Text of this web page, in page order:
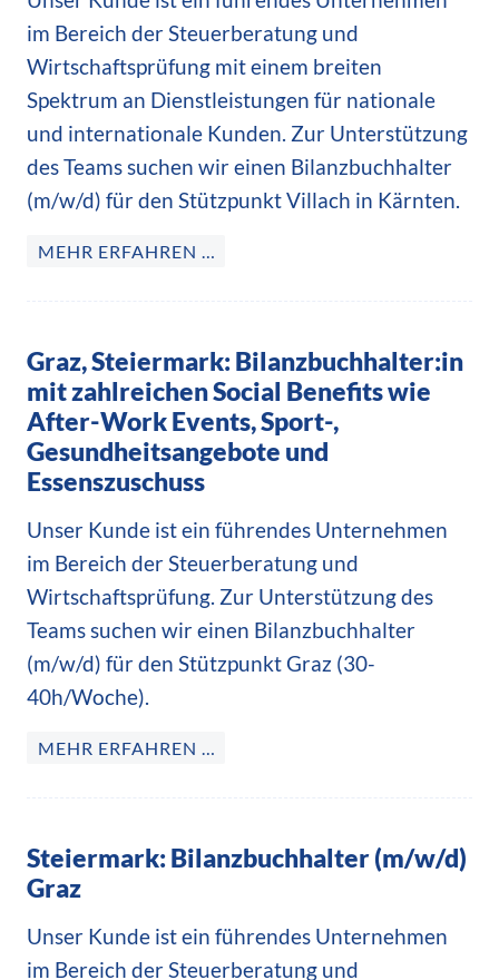
im Bereich der Steuerberatung und
Wirtschaftsprüfung mit einem breiten
Spektrum an Dienstleistungen für nationale
und internationale Kunden. Zur Unterstützung
des Teams suchen wir einen Bilanzbuchhalter
(m/w/d) für den Stützpunkt Villach in Kärnten.
MEHR ERFAHREN …
Graz, Steiermark: Bilanzbuchhalter:in
mit zahlreichen Social Benefits wie
After-Work Events, Sport-,
Gesundheitsangebote und
Essenszuschuss
Unser Kunde ist ein führendes Unternehmen
im Bereich der Steuerberatung und
Wirtschaftsprüfung. Zur Unterstützung des
Teams suchen wir einen Bilanzbuchhalter
(m/w/d) für den Stützpunkt Graz (30-
40h/Woche).
MEHR ERFAHREN …
Steiermark: Bilanzbuchhalter (m/w/d)
Graz
Unser Kunde ist ein führendes Unternehmen
im Bereich der Steuerberatung und